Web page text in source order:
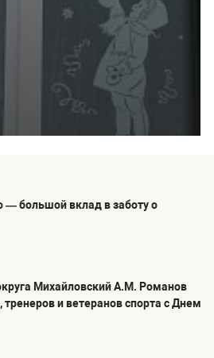
большой вклад в заботу о
Михайловский А.М. Романов
и ветеранов спорта с Днем